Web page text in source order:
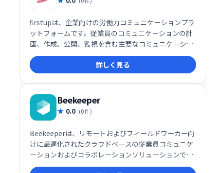
firstupは、企業向けの労働力コミュニケーションプラ
ットフォームです。従業員のコミュニケーションの計
画、作成、公開、監視を含む主要なコミュニケーショ
ン活動を行うための単一の場所を提供します。従業員
の問題に対処することで、経営陣がコンテンツと戦略
により集中できるようにします。
詳しく見る
Beekeeper
0.0 (0件)
Beekeeperは、リモートおよびフィールドワーカー向
けに最適化されたクラウドベースの従業員コミュニケ
ーションおよびコラボレーションソリューションで
す。